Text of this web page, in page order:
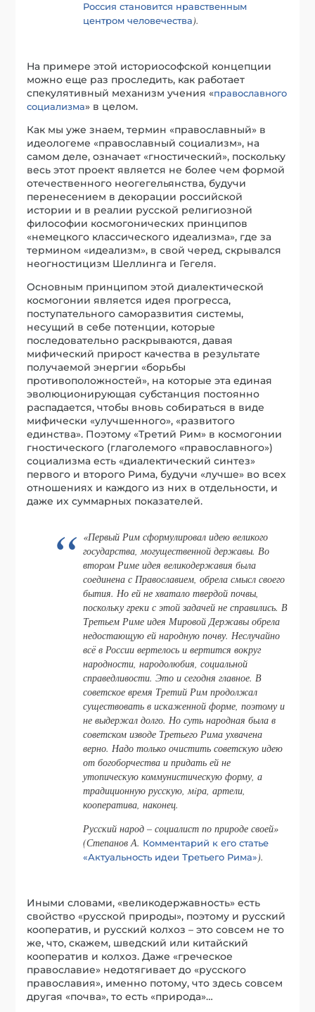
Россия становится нравственным
центром человечества).
На примере этой историософской концепции
можно еще раз проследить, как работает
спекулятивный механизм учения «православного
социализма» в целом.
Как мы уже знаем, термин «православный» в
идеологеме «православный социализм», на
самом деле, означает «гностический», поскольку
весь этот проект является не более чем формой
отечественного неогегельянства, будучи
перенесением в декорации российской
истории и в реалии русской религиозной
философии космогонических принципов
«немецкого классического идеализма», где за
термином «идеализм», в свой черед, скрывался
неогностицизм Шеллинга и Гегеля.
Основным принципом этой диалектической
космогонии является идея прогресса,
поступательного саморазвития системы,
несущий в себе потенции, которые
последовательно раскрываются, давая
мифический прирост качества в результате
получаемой энергии «борьбы
противоположностей», на которые эта единая
эволюционирующая субстанция постоянно
распадается, чтобы вновь собираться в виде
мифически «улучшенного», «развитого
единства». Поэтому «Третий Рим» в космогонии
гностического (глаголемого «православного»)
социализма есть «диалектический синтез»
первого и второго Рима, будучи «лучше» во всех
отношениях и каждого из них в отдельности, и
даже их суммарных показателей.
«Первый Рим сформулировал идею великого
государства, могущественной державы. Во
втором Риме идея великодержавия была
соединена с Православием, обрела смысл своего
бытия. Но ей не хватало твердой почвы,
поскольку греки с этой задачей не справились. В
Третьем Риме идея Мировой Державы обрела
недостающую ей народную почву. Неслучайно
всё в России вертелось и вертится вокруг
народности, народолюбия, социальной
справедливости. Это и сегодня главное. В
советское время Третий Рим продолжал
существовать в искаженной форме, поэтому и
не выдержал долго. Но суть народная была в
советском изводе Третьего Рима ухвачена
верно. Надо только очистить советскую идею
от богоборчества и придать ей не
утопическую коммунистическую форму, а
традиционную русскую, мiра, артели,
кооператива, наконец.
Русский народ – социалист по природе своей»
(Степанов А. Комментарий к его статье
«Актуальность идеи Третьего Рима»).
Иными словами, «великодержавность» есть
свойство «русской природы», поэтому и русский
кооператив, и русский колхоз – это совсем не то
же, что, скажем, шведский или китайский
кооператив и колхоз. Даже «греческое
православие» недотягивает до «русского
православия», именно потому, что здесь совсем
другая «почва», то есть «природа»…